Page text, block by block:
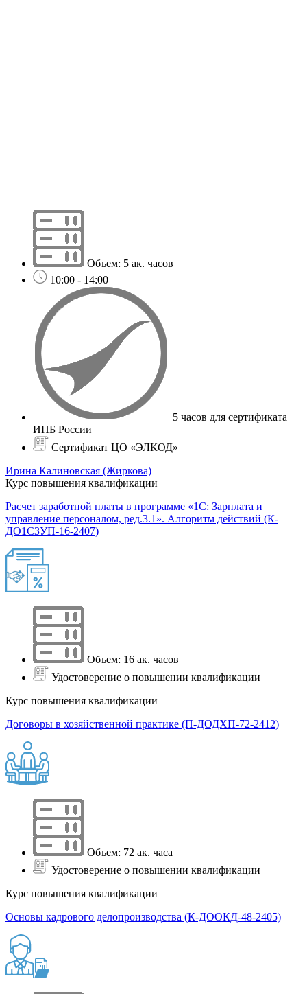
Объем: 5 ак. часов
10:00 - 14:00
5 часов для сертификата
ИПБ России
Сертификат ЦО «ЭЛКОД»
Ирина Калиновская (Жиркова)
Курс повышения квалификации
Расчет заработной платы в программе «1С: Зарплата и
управление персоналом, ред.3.1». Алгоритм действий (К-
ДО1СЗУП-16-2407)
Объем: 16 ак. часов
Удостоверение о повышении квалификации
Курс повышения квалификации
Договоры в хозяйственной практике (П-ДОДХП-72-2412)
Объем: 72 ак. часа
Удостоверение о повышении квалификации
Курс повышения квалификации
Основы кадрового делопроизводства (К-ДООКД-48-2405)